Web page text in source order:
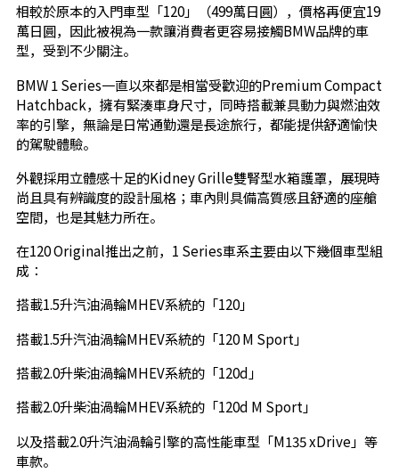
相較於原本的入門車型「120」（499萬日圓），價格再便宜19
萬日圓，因此被視為一款讓消費者更容易接觸BMW品牌的車
型，受到不少關注。
BMW 1 Series一直以來都是相當受歡迎的Premium Compact
Hatchback，擁有緊湊車身尺寸，同時搭載兼具動力與燃油效
率的引擎，無論是日常通勤還是長途旅行，都能提供舒適愉快
的駕駛體驗。
外觀採用立體感十足的Kidney Grille雙腎型水箱護罩，展現時
尚且具有辨識度的設計風格；車內則具備高質感且舒適的座艙
空間，也是其魅力所在。
在120 Original推出之前，1 Series車系主要由以下幾個車型組
成：
搭載1.5升汽油渦輪MHEV系統的「120」
搭載1.5升汽油渦輪MHEV系統的「120 M Sport」
搭載2.0升柴油渦輪MHEV系統的「120d」
搭載2.0升柴油渦輪MHEV系統的「120d M Sport」
以及搭載2.0升汽油渦輪引擎的高性能車型「M135 xDrive」等
車款。